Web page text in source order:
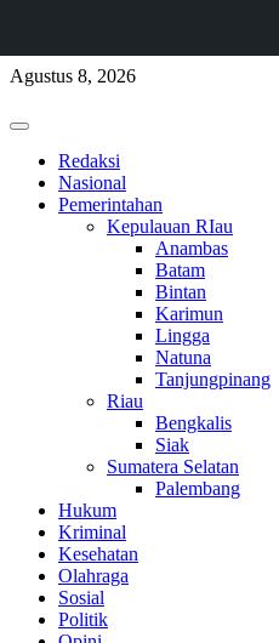
Skip
content
Agustus 8, 2026
Primary
Redaksi
Nasional
Pemerintahan
Kepulauan RIau
Anambas
Batam
Bintan
Karimun
Lingga
Natuna
Tanjungpinang
Riau
Bengkalis
Siak
Sumatera Selatan
Palembang
Hukum
Kriminal
Kesehatan
Olahraga
Sosial
Politik